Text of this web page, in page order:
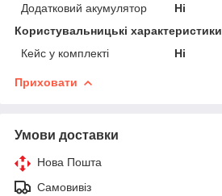
Додатковий акумулятор
Ні
Користувальницькі характеристики
Кейс у комплекті
Ні
Приховати
Умови доставки
Нова Пошта
Самовивіз